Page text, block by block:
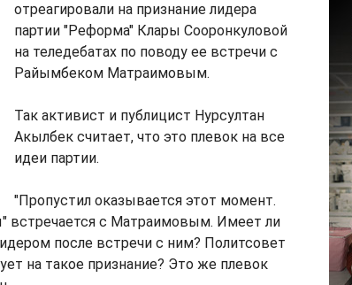
отреагировали на признание лидера
партии "Реформа" Клары Сооронкуловой
на теледебатах по поводу ее встречи с
Райымбеком Матраимовым.
Так активист и публицист Нурсултан
Акылбек считает, что это плевок на все
идеи партии.
"Пропустил оказывается этот момент.
встречается с Матраимовым. Имеет ли
после встречи с ним? Политсовет
на такое признание? Это же плевок